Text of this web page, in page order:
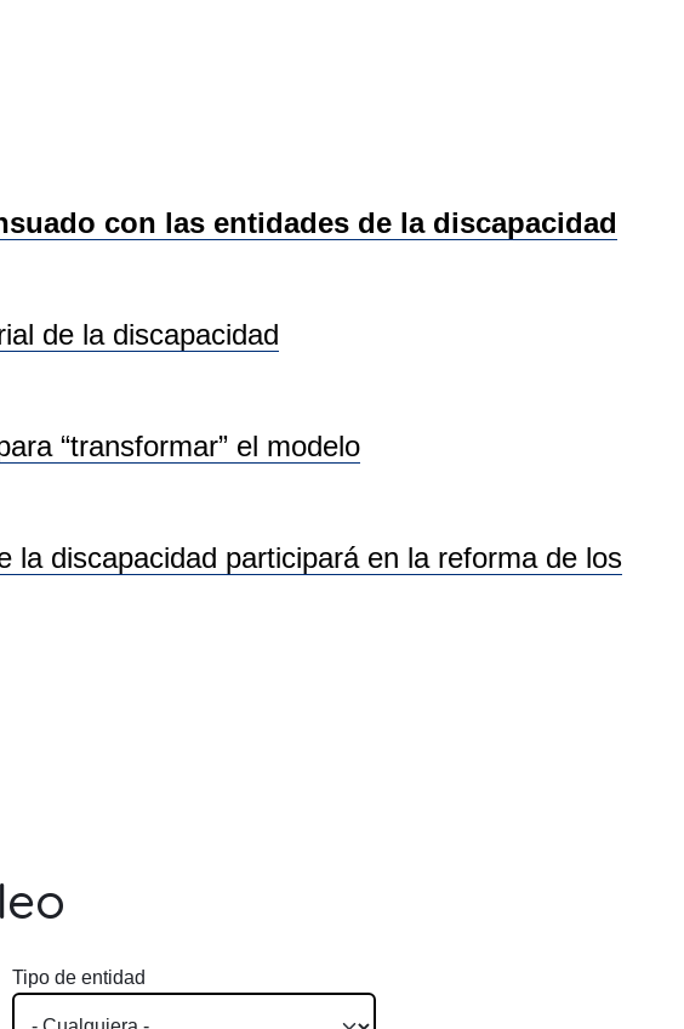
con las entidades de la discapacidad
de la discapacidad
“transformar” el modelo
la discapacidad participará en la reforma de los
Tipo de entidad